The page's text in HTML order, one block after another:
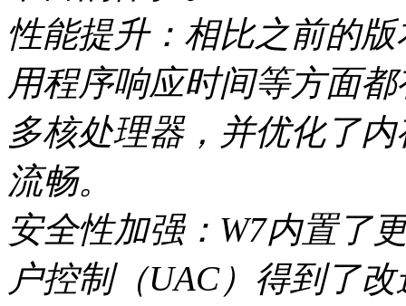
性能提升：相比之前的版
用程序响应时间等方面
多核处理器，并优化了
流畅。
安全性加强：W7内置了
户控制（UAC）得到了